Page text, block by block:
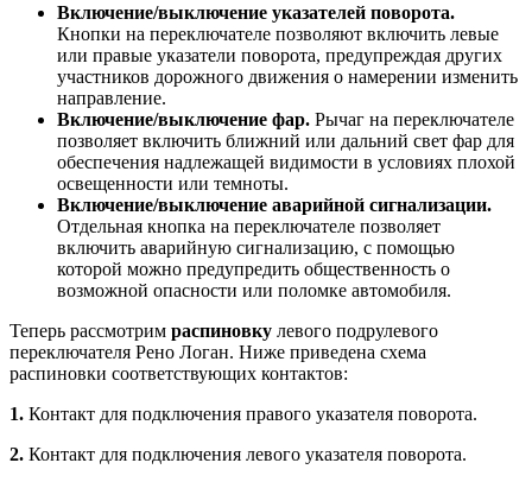
Включение/выключение указателей поворота.
Кнопки на переключателе позволяют включить левые
или правые указатели поворота, предупреждая других
участников дорожного движения о намерении изменить
направление.
Включение/выключение фар. Рычаг на переключателе
позволяет включить ближний или дальний свет фар для
обеспечения надлежащей видимости в условиях плохой
освещенности или темноты.
Включение/выключение аварийной сигнализации.
Отдельная кнопка на переключателе позволяет
включить аварийную сигнализацию, с помощью
которой можно предупредить общественность о
возможной опасности или поломке автомобиля.
Теперь рассмотрим распиновку левого подрулевого
переключателя Рено Логан. Ниже приведена схема
распиновки соответствующих контактов:
1. Контакт для подключения правого указателя поворота.
2. Контакт для подключения левого указателя поворота.